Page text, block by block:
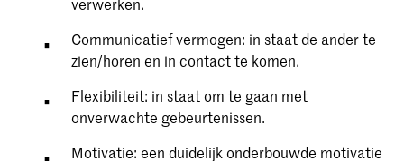
Communicatief vermogen: in staat de ander te
zien/horen en in contact te komen.
Flexibiliteit: in staat om te gaan met
onverwachte gebeurtenissen.
Motivatie: een duidelijk onderbouwde motivatie